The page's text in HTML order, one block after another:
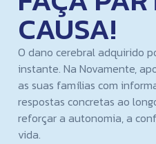
CAUSA!
O dano cerebral adquirido
instante. Na Novamente,
as suas famílias com
respostas concretas ao
reforçar a autonomia, a
vida.